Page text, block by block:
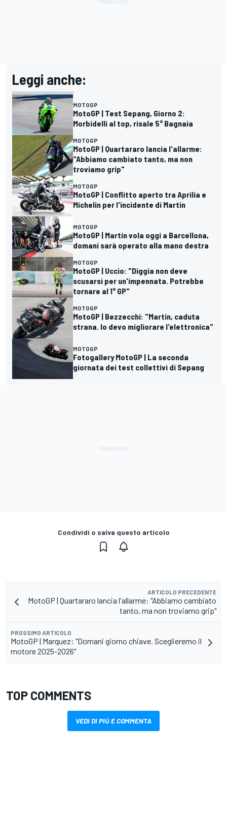
Leggi anche:
MOTOGP
MotoGP | Test Sepang, Giorno 2:
Morbidelli al top, risale 5° Bagnaia
MOTOGP
MotoGP | Quartararo lancia l'allarme:
"Abbiamo cambiato tanto, ma non
troviamo grip"
MOTOGP
MotoGP | Conflitto aperto tra Aprilia e
Michelin per l'incidente di Martin
MOTOGP
MotoGP | Martin vola oggi a Barcellona,
domani sarà operato alla mano destra
MOTOGP
MotoGP | Uccio: "Diggia non deve
scusarsi per un'impennata. Potrebbe
tornare al 1° GP"
MOTOGP
MotoGP | Bezzecchi: "Martin, caduta
strana. Io devo migliorare l'elettronica"
MOTOGP
Fotogallery MotoGP | La seconda
giornata dei test collettivi di Sepang
Condividi o salva questo articolo
ARTICOLO PRECEDENTE
MotoGP | Quartararo lancia l'allarme: "Abbiamo cambiato
tanto, ma non troviamo grip"
PROSSIMO ARTICOLO
MotoGP | Marquez: "Domani giorno chiave. Sceglieremo il
motore 2025-2026"
TOP COMMENTS
VEDI DI PIÙ E COMMENTA